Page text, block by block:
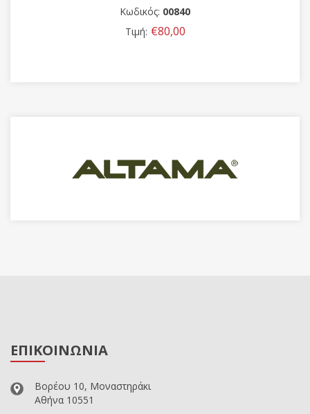
Κωδικός: 00840
Τιμή: €80,00
ΕΠΙΚΟΙΝΩΝΙΑ
Βορέου 10, Μοναστηράκι
Αθήνα 10551